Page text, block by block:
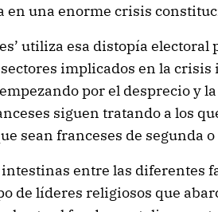
en una enorme crisis
utiliza esa distopía
sectores implicados en la
por el desprecio y
siguen tratando a los
sean franceses de segunda
intestinas entre las diferentes
de líderes religiosos que